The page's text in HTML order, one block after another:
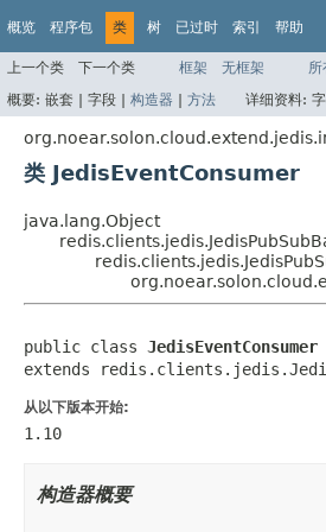
概览 程序包 类 树 已过时 索引 帮助
上一个类 下一个类 框架 无框架
所
概要: 嵌套 | 字段 | 构造器 | 方法 详细资料:
类 JedisEventConsumer
java.lang.Object
public class JedisEventConsumer
extends
从以下版本开始:
1.10
构造器概要